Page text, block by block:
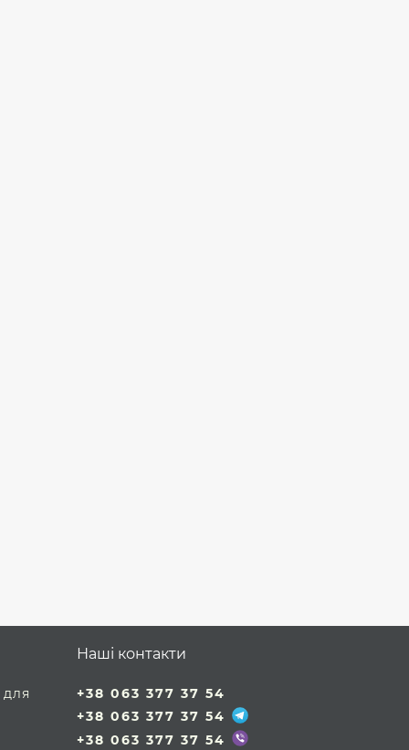
Наші контакти
+38 063 377 37 54
+38 063 377 37 54
+38 063 377 37 54